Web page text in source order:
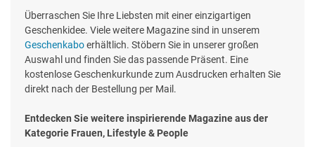
Überraschen Sie Ihre Liebsten mit einer einzigartigen
Geschenkidee. Viele weitere Magazine sind in unserem
Geschenkaboerhältlich. Stöbern Sie in unserer großen
Auswahl und finden Sie das passende Präsent. Eine
kostenlose Geschenkurkunde zum Ausdrucken erhalten Sie
direkt nach der Bestellung per Mail.
Entdecken Sie weitere inspirierende Magazine aus der
Kategorie Frauen, Lifestyle & People